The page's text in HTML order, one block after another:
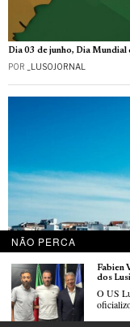
Dia 03 de junho, Dia Mundial
POR _LUSOJORNAL
NÃO PERCA
Fabien
dos
O US